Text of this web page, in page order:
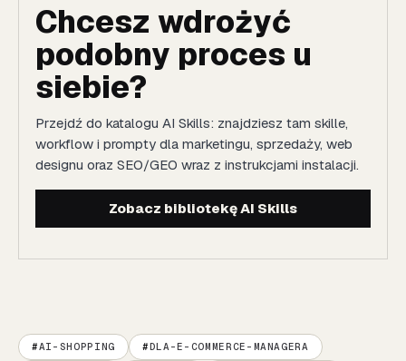
Chcesz wdrożyć
podobny proces u
siebie?
Przejdź do katalogu AI Skills: znajdziesz tam skille,
workflow i prompty dla marketingu, sprzedaży, web
designu oraz SEO/GEO wraz z instrukcjami instalacji.
Zobacz bibliotekę AI Skills
AI-SHOPPING DLA-E-COMMERCE-MANAGERA